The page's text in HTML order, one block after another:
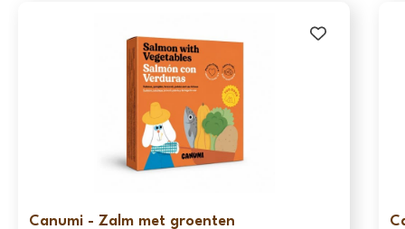
Canumi - Zalm met groenten